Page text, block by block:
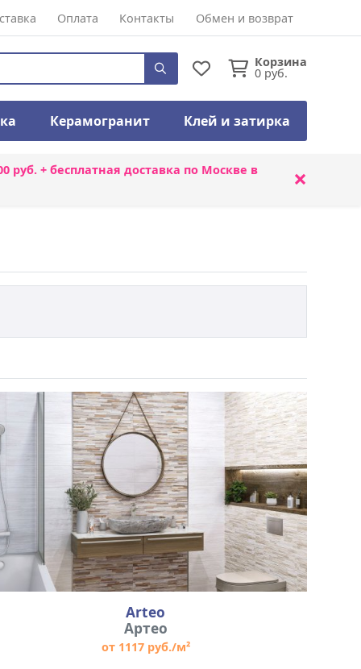
Оплата Контакты Обмен и возврат
Корзина
0 руб.
Керамогранит Клей и затирка
руб. + бесплатная доставка по Москве в ×
Arteo
Артео
от 1117 руб./м²